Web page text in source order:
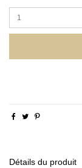
Détails du produit